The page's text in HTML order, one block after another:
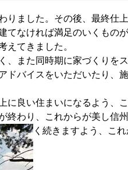
りました。その後、最終仕
てなければ満足のいくもの
えてきました。
、また同時期に家づくりを
ドバイスをいただいたり、
に良い住まいになるよう、
終わり、これからが美し信
く続きますよう、こ